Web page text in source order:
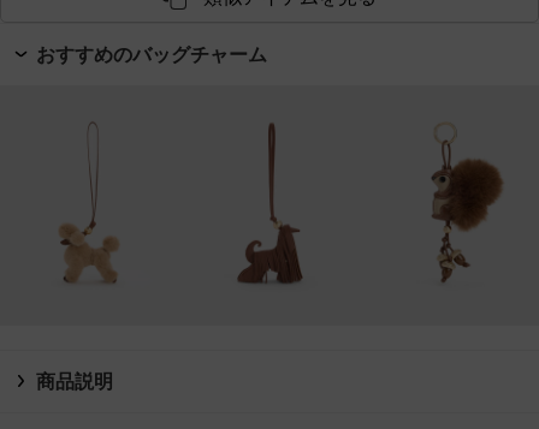
おすすめのバッグチャーム
商品説明